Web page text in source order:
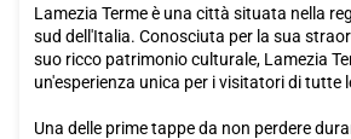
Lamezia Terme è una città situata nella
sud dell'Italia. Conosciuta per la sua
suo ricco patrimonio culturale, Lamezia
un'esperienza unica per i visitatori di tutte
Una delle prime tappe da non perdere